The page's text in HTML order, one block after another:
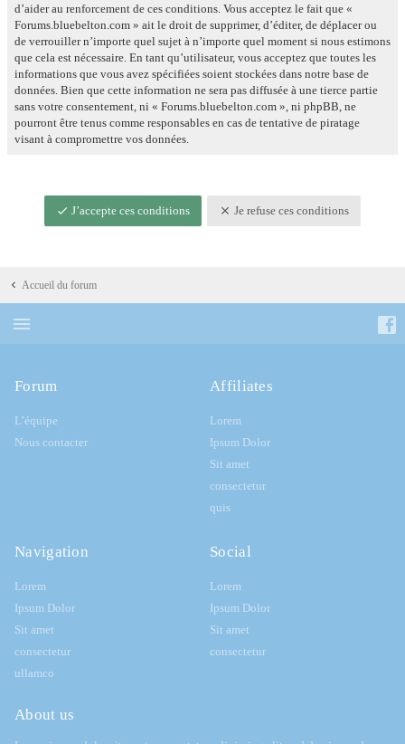
d’aider au renforcement de ces conditions. Vous acceptez le fait que «
Forums.bluebelton.com » ait le droit de supprimer, d’éditer, de déplacer ou
de verrouiller n’importe quel sujet à n’importe quel moment si nous estimons
que cela est nécessaire. En tant qu’utilisateur, vous acceptez que toutes les
informations que vous avez spécifiées soient stockées dans notre base de
données. Bien que cette information ne sera pas diffusée à une tierce partie
sans votre consentement, ni « Forums.bluebelton.com », ni phpBB, ne
pourront être tenus comme responsables en cas de tentative de piratage
visant à compromettre vos données.
J’accepte ces conditions Je refuse ces conditions
Accueil du forum
Forum
L’équipe
Nous contacter
Affiliates
Lorem
Ipsum Dolor
Sit amet
consectetur
quis
Navigation
Lorem
Ipsum Dolor
Sit amet
consectetur
ullamco
Social
Lorem
Ipsum Dolor
Sit amet
consectetur
About us